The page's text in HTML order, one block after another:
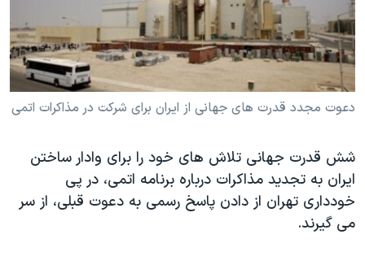
فرهنگ و زندگی
حقوق شهروندی
علم و فناوری
گالری عکس
آرشیو پخش زنده
مستندها
انتخابات ریاست جمهوری آمریکا ۲۰۲۴
رمز مهسا
اعتراضات زن، زندگی، آزادی
مجموعه مستندهای دادخواهی
تریبونال مردمی آبان ۹۸
دنبال کنید
دعوت مجدد قدرت های جهانی از ایران برای شرکت در مذاکرات اتمی
شش قدرت جهانی تلاش های خود را برای وادار ساختن
ایران به تجدید مذاکرات درباره برنامه اتمی، در پی
خودداری تهران از دادن پاسخ رسمی به دعوت قبلی، از سر
می گیرند.